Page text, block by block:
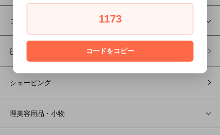
コスメ
脱毛機
シェービング
理美容用品・小物
1173
コードをコピー